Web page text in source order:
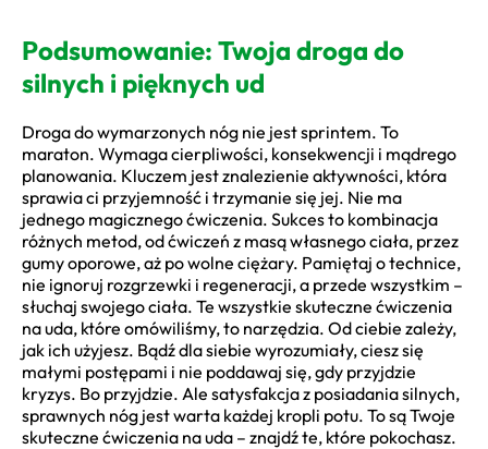
Podsumowanie: Twoja droga do
silnych i pięknych ud
Droga do wymarzonych nóg nie jest sprintem. To
maraton. Wymaga cierpliwości, konsekwencji i mądrego
planowania. Kluczem jest znalezienie aktywności, która
sprawia ci przyjemność i trzymanie się jej. Nie ma
jednego magicznego ćwiczenia. Sukces to kombinacja
różnych metod, od ćwiczeń z masą własnego ciała, przez
gumy oporowe, aż po wolne ciężary. Pamiętaj o technice,
nie ignoruj rozgrzewki i regeneracji, a przede wszystkim –
słuchaj swojego ciała. Te wszystkie skuteczne ćwiczenia
na uda, które omówiliśmy, to narzędzia. Od ciebie zależy,
jak ich użyjesz. Bądź dla siebie wyrozumiały, ciesz się
małymi postępami i nie poddawaj się, gdy przyjdzie
kryzys. Bo przyjdzie. Ale satysfakcja z posiadania silnych,
sprawnych nóg jest warta każdej kropli potu. To są Twoje
skuteczne ćwiczenia na uda – znajdź te, które pokochasz.